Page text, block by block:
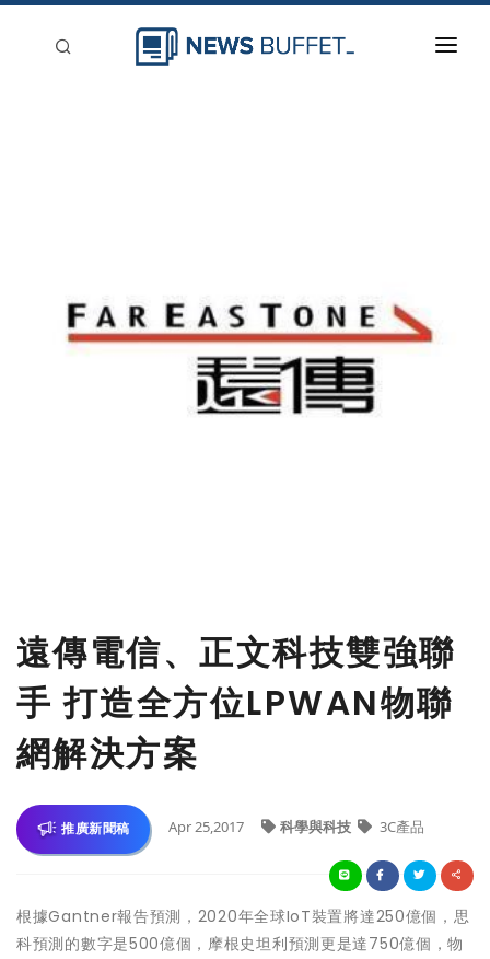
遠傳電信、正文科技雙強聯
手 打造全方位LPWAN物聯
網解決方案
推廣新聞稿 Apr 25,2017 科學與科技 3C產品
根據Gantner報告預測，2020年全球IoT裝置將達250億個，思
科預測的數字是500億個，摩根史坦利預測更是達750億個，物